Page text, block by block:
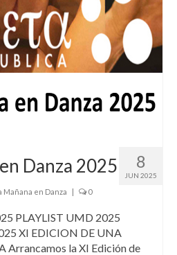
8
JUN 2025
Danza 2025
Mañana en Danza | 0
PLAYLIST UMD 2025
XI EDICION DE UNA
la XI Edición de